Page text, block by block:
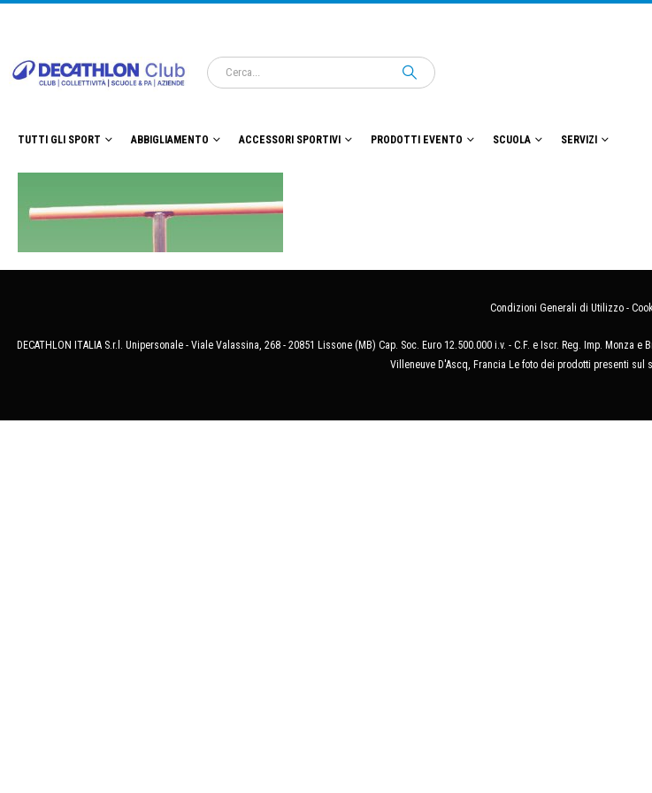
TUTTI GLI SPORT ABBIGLIAMENTO ACCESSORI SPORTIVI PRODOTTI EVENTO SCUOLA SERVIZI
Condizioni Generali di Utilizzo -
DECATHLON ITALIA S.r.l. Unipersonale - Viale Valassina, 268 - 20851 Lissone (MB) Cap. Soc. Euro 12.500.000 i.v. - C.F. e Iscr. Reg. Imp. Monza
Villeneuve D'Ascq, Francia Le foto dei prodotti presenti sul